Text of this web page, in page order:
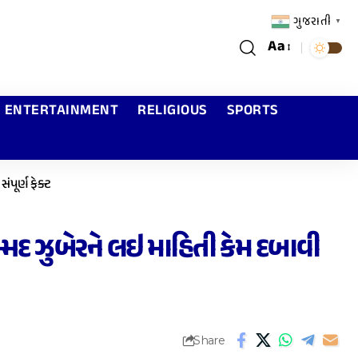
Aa
ENTERTAINMENT RELIGIOUS SPORTS
ફેક્ટ
ઝુબેરને લઇ માહિતી કેમ દબાવી
Share
ગુજરાતી ▼